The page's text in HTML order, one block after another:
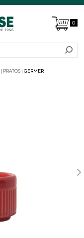
0
PRATOS GERMER